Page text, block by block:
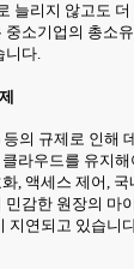
늘리지 않고도
중소기업의 총소
니다.
의 규제로 인해
라우드를 유지
, 액세스 제어,
감한 원장의 마
지연되고 있습니